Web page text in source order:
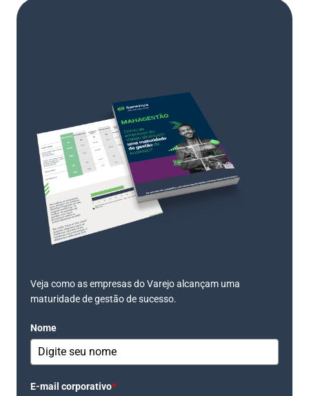
Veja como as empresas do Varejo alcançam uma
maturidade de gestão de sucesso.
Nome
E-mail corporativo*